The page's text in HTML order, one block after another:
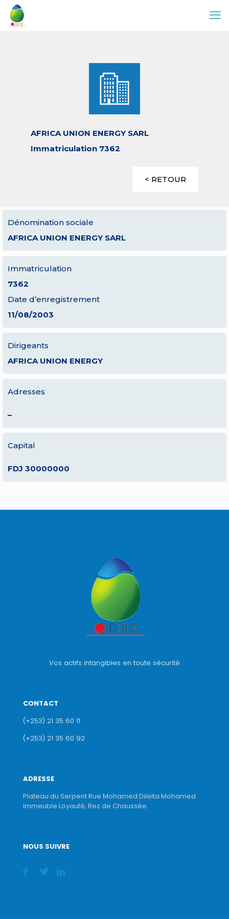
AFRICA UNION ENERGY SARL
Immatriculation 7362
< RETOUR
Dénomination sociale
AFRICA UNION ENERGY SARL
Immatriculation
7362
Date d’enregistrement
11/08/2003
Dirigeants
AFRICA UNION ENERGY
Adresses
–
Capital
FDJ 30000000
Vos actifs intangibles en toute sécurité
CONTACT
(+253) 21 35 60 11
(+253) 21 35 60 92
ADRESSE
Plateau du Serpent Rue Mohamed Dileita Mohamed
Immeuble Loyauté, Rez de Chaussée.
NOUS SUIVRE